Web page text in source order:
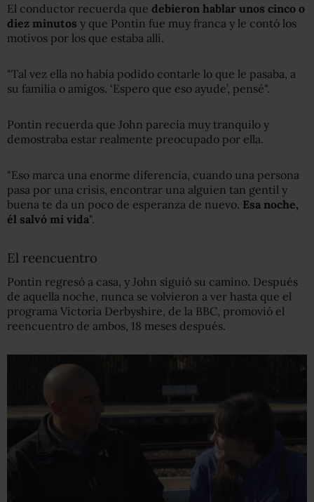
El conductor recuerda que debieron hablar unos cinco o
diez minutos y que Pontin fue muy franca y le contó los
motivos por los que estaba allí.
"Tal vez ella no había podido contarle lo que le pasaba, a
su familia o amigos. ‘Espero que eso ayude’, pensé".
Pontin recuerda que John parecía muy tranquilo y
demostraba estar realmente preocupado por ella.
"Eso marca una enorme diferencia, cuando una persona
pasa por una crisis, encontrar una alguien tan gentil y
buena te da un poco de esperanza de nuevo. Esa noche,
él salvó mi vida".
El reencuentro
Pontin regresó a casa, y John siguió su camino. Después
de aquella noche, nunca se volvieron a ver hasta que el
programa Victoria Derbyshire, de la BBC, promovió el
reencuentro de ambos, 18 meses después.